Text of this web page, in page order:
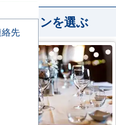
アコンを選ぶ
先